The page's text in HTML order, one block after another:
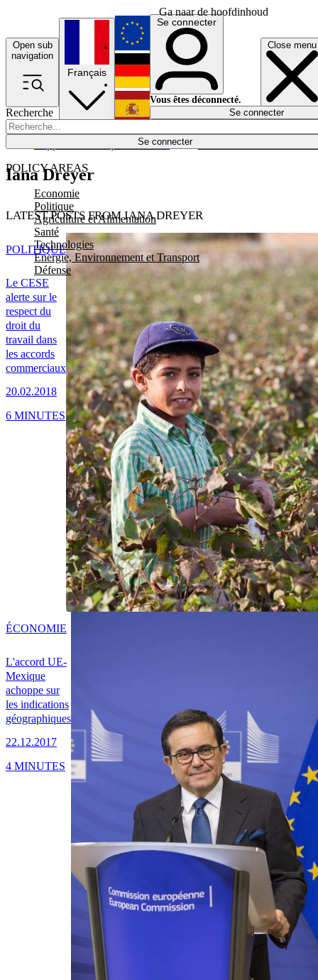
Ga naar de hoofdinhoud
Open sub
navigation
Close menu
Recherche
Se connecter
POLICY AREAS
Economie
Politique
Agriculture et Alimentation
Santé
Technologies
Energie, Environnement et Transport
Défense
Économie
Français
English
Deutsch
Español
Se connecter
Vous êtes déconnecté.
Se connecter
Iana Dreyer
LATEST POSTS FROM IANA DREYER
Le CESE
alerte sur le
respect du
droit du
travail dans
les accords
commerciaux
20.02.2018
POLITIQUE
6 MINUTES
L'accord UE-
Mexique
achoppe sur
les indications
géographiques
22.12.2017
ÉCONOMIE
4 MINUTES